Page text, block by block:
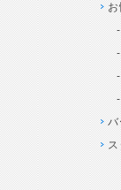
お
バ
ス